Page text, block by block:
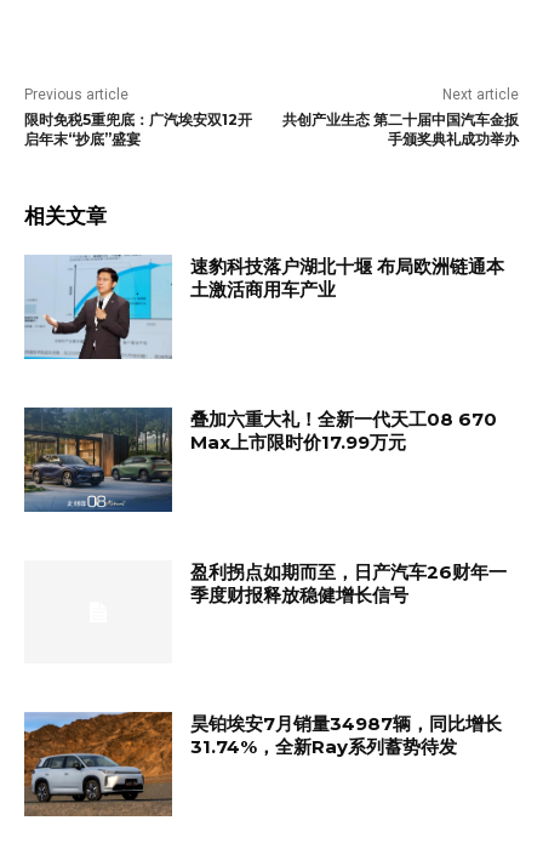
Previous article
限时免税5重兜底：广汽埃安双12开
启年末“抄底”盛宴
Next article
共创产业生态 第二十届中国汽车金扳
手颁奖典礼成功举办
相关文章
速豹科技落户湖北十堰 布局欧洲链通本
土激活商用车产业
叠加六重大礼！全新一代天工08 670
Max上市限时价17.99万元
盈利拐点如期而至，日产汽车26财年一
季度财报释放稳健增长信号
昊铂埃安7月销量34987辆，同比增长
31.74%，全新Ray系列蓄势待发